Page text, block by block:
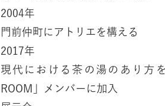
2004年
門前仲町にアトリエを構える
2017年
現代における茶の湯のあり方
ROOM」メンバーに加入